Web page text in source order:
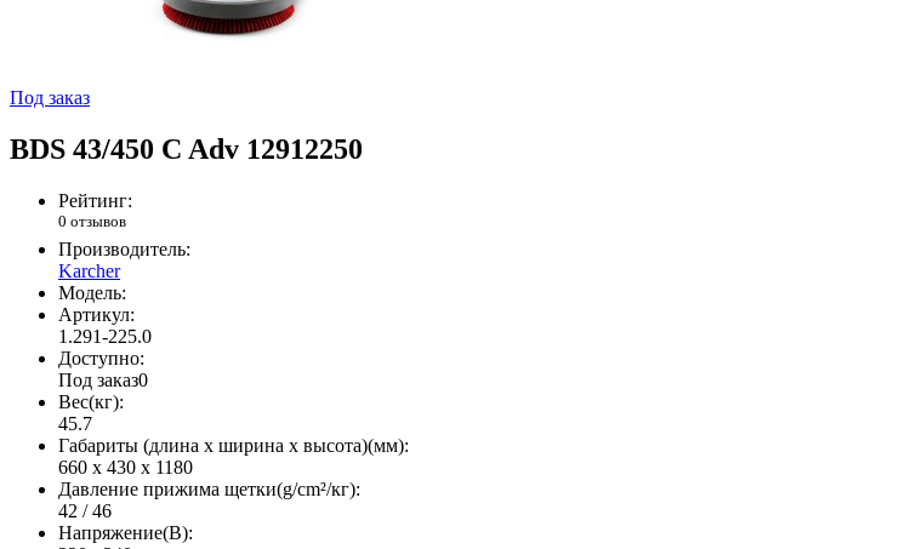
Под заказ
BDS 43/450 C Adv 12912250
Рейтинг:
0 отзывов
Производитель:
Karcher
Модель:
Артикул:
1.291-225.0
Доступно:
Под заказ0
Вес(кг):
45.7
Габариты (длина х ширина х высота)(мм):
660 x 430 x 1180
Давление прижима щетки(g/cm²/кг):
42 / 46
Напряжение(В):